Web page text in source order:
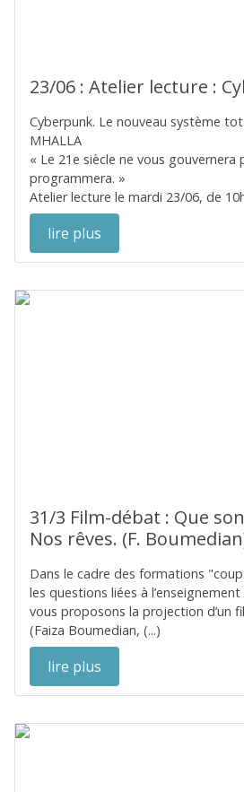
23/06 : Atelier lecture :
Cyberpunk. Le nouveau système
MHALLA
« Le 21e siècle ne vous gouvernera
programmera. »
Atelier lecture le mardi 23/06, de
lire plus
31/3 Film-débat : Que
Nos rêves. (F.
Dans le cadre des formations
les questions liées à
vous proposons la projection d’un
(Faiza Boumedian, (...)
lire plus